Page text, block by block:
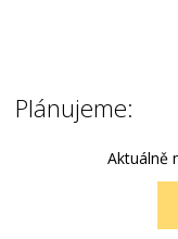
Plánujeme:
Aktuálně